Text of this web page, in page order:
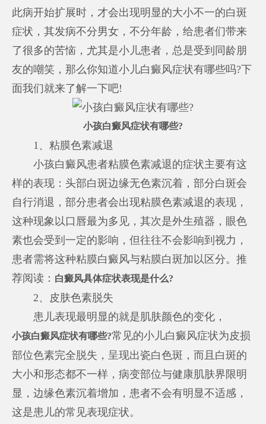
此病开始扩展时，才会出现明显的大小不一的白斑
症状，其发病不分男女，不分年龄，给患者们带来
了很多的苦恼，尤其是小儿患者，总是受到同龄朋
友的嘲笑，那么你知道小儿白癜风症状有哪些吗?下
面我们就来了解一下吧!
小孩白癜风症状有哪些?
1、粘膜色素减退
小孩白癜风患者粘膜色素减退的症状主要有这
样的表现：头部白斑边缘无色素沉着，部分白斑会
自行消退，部分患者会出现粘膜色素减退的表现，
这种现象以口唇最为多见，其次是外生殖器，眼色
素也会受到一定的影响，但往往不会影响到视力，
患者需将这种粘膜白癜风与粘膜白斑加以区分。推
荐阅读： 白癜风具体症状表现是什么?
2、皮肤色素脱失
患儿表现最明显的就是肌肤颜色的变化，
小孩白癜风症状有哪些?常见的小儿白癜风症状为皮损
部位色素完全脱失，呈现出瓷白色斑，而且白斑的
大小和形态都不一样，病变部位与健康肌肤界限明
显，边缘色素沉着增加，患者不会有明显不适感，
这是患儿的常见表现症状。